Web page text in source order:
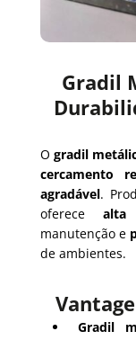
Gradil
Ogradil
cercamento
agradável.
oferecealta
manutenção e
de ambientes.
Gradil